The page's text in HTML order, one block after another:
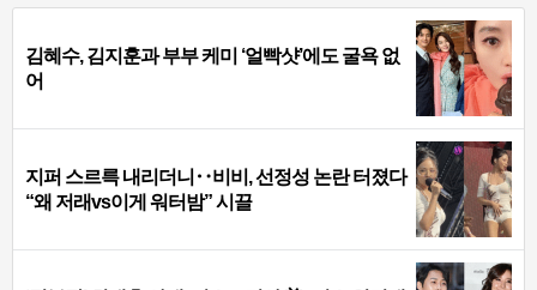
김혜수, 김지훈과 부부 케미 ‘얼빡샷’에도 굴욕 없
어
지퍼 스르륵 내리더니‥비비, 선정성 논란 터졌다
“왜 저래vs이게 워터밤” 시끌